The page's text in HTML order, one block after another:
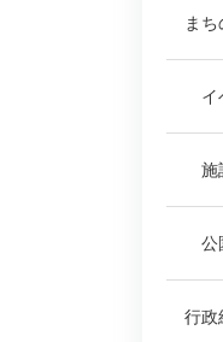
ま
イ
施
公
行政